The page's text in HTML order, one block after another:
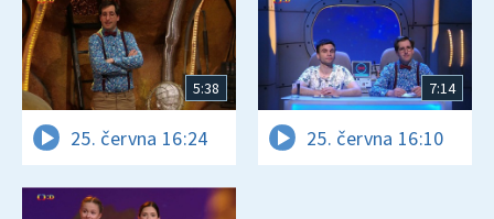
5:38
25. června 16:24
7:14
25. června 16:10